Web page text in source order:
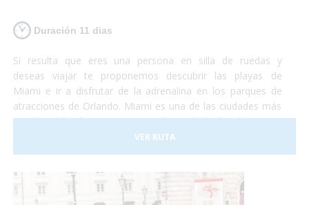
Duración 11 dias
Si resulta que eres una persona en silla de ruedas y
deseas viajar te proponemos descubrir las playas de
Miami e ir a disfrutar de la adrenalina en los parques de
atracciones de Orlando. Miami es una de las ciudades más
grandes del país y con una gran diversidad cultural. Se trata
de un lugar de gran influencia caribeña y hermosas
playas mezclado con grandes edificios y gran lujo. En este
ciudad y sus lugares característicos como la Pequeña
Habana, el Downtown, Bahía Vizcaína y al mismo tiempo
VER RUTA